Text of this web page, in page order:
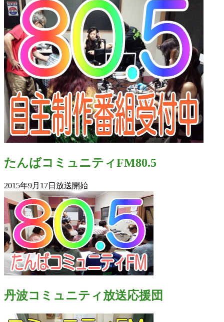
たんばコミュニティFM80.5
2015年9月17日放送開始
丹波コミュニティ放送応援団